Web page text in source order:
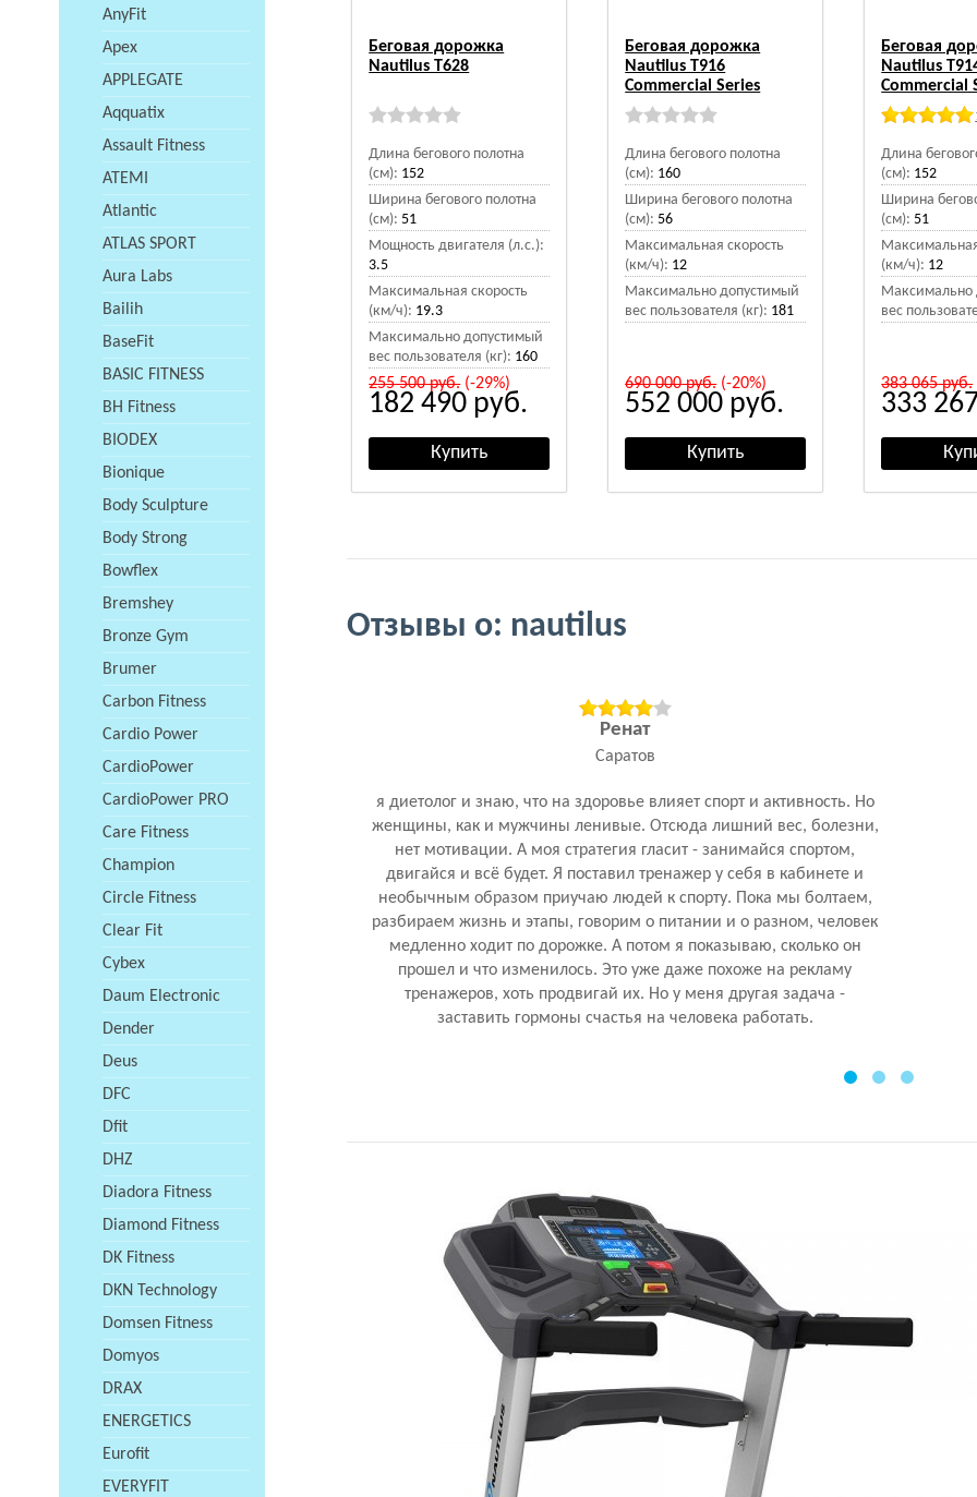
AnyFit
Apex
APPLEGATE
Aqquatix
Assault Fitness
ATEMI
Atlantic
ATLAS SPORT
Aura Labs
Bailih
BaseFit
BASIC FITNESS
BH Fitness
BIODEX
Bionique
Body Sculpture
Body Strong
Bowflex
Bremshey
Bronze Gym
Brumer
Carbon Fitness
Cardio Power
CardioPower
CardioPower PRO
Care Fitness
Champion
Circle Fitness
Clear Fit
Cybex
Daum Electronic
Dender
Deus
DFC
Dfit
DHZ
Diadora Fitness
Diamond Fitness
DK Fitness
DKN Technology
Domsen Fitness
Domyos
DRAX
ENERGETICS
Eurofit
EVERYFIT
Беговая дорожка
Nautilus T628
Длина бегового полотна
(см): 152
Ширина бегового полотна
(см): 51
Мощность двигателя (л.с.):
3.5
Максимальная скорость
(км/ч): 19.3
Максимально допустимый
вес пользователя (кг): 160
255 500руб.(-29%)
182 490 руб.
Беговая дорожка
Nautilus T916
Commercial Series
Длина бегового полотна
(см): 160
Ширина бегового полотна
(см): 56
Максимальная скорость
(км/ч): 12
Максимально допустимый
вес пользователя (кг): 181
690 000руб.(-20%)
552 000 руб.
Беговая
Nautilus
Commercial
Длина
(см): 152
Ширина
(см): 51
(км/ч): 12
Максимально
вес
383 065руб.
333 267
Отзывы о: nautilus
Ренат
Саратов
я диетолог и знаю, что на здоровье влияет спорт и активность. Но
женщины, как и мужчины ленивые. Отсюда лишний вес, болезни,
нет мотивации. А моя стратегия гласит - занимайся спортом,
двигайся и всё будет. Я поставил тренажер у себя в кабинете и
необычным образом приучаю людей к спорту. Пока мы болтаем,
разбираем жизнь и этапы, говорим о питании и о разном, человек
медленно ходит по дорожке. А потом я показываю, сколько он
прошел и что изменилось. Это уже даже похоже на рекламу
тренажеров, хоть продвигай их. Но у меня другая задача -
заставить гормоны счастья на человека работать.